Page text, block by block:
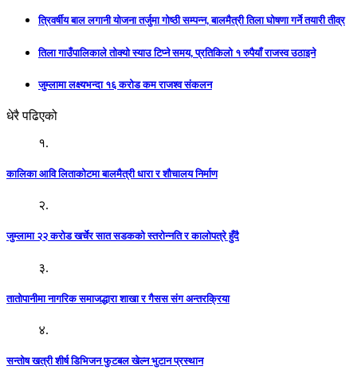
त्रिवर्षीय बाल लगानी योजना तर्जुमा गोष्ठी सम्पन्न, बालमैत्री तिला घोषणा गर्ने तयारी तीव्र
तिला गाउँपालिकाले तोक्यो स्याउ टिप्ने समय, प्रतिकिलो १ रुपैयाँ राजस्व उठाइने
जुम्लामा लक्ष्यभन्दा १६ करोड कम राजश्व संकलन
धेरै पढिएको
१.
कालिका आवि लिताकोटमा बालमैत्री धारा र शौचालय निर्माण
२.
जुम्लामा २२ करोड खर्चेर सात सडकको स्तरोन्नति र कालोपत्रे हुँदै
३.
तातोपानीमा नागरिक समाजद्धारा शाखा र गैसस संग अन्तरक्रिया
४.
सन्तोष खत्री शीर्ष डिभिजन फुटबल खेल्न भुटान प्रस्थान